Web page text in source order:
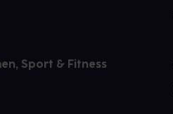
Sport & Fitness